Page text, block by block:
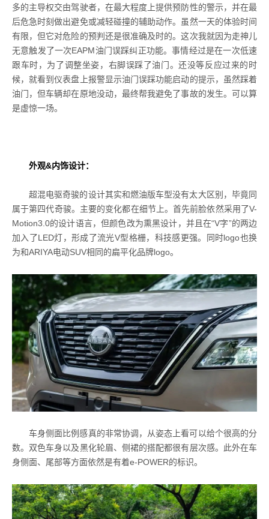
多的主导权交由驾驶者，在最大程度上提供预防性的警示，并在最
后危急时刻做出避免或减轻碰撞的辅助动作。虽然一天的体验时间
有限，但它对危险的预判还是很准确及时的。这次我就因为走神儿
无意触发了一次EAPM油门误踩纠正功能。事情经过是在一次低速
跟车时，为了调整坐姿，右脚误踩了油门。还没等反应过来的时
候，就看到仪表盘上报警显示油门误踩功能启动的提示，虽然踩着
油门，但车辆却在原地没动，最终帮我避免了事故的发生。可以算
是虚惊一场。
外观&内饰设计：
超混电驱奇骏的设计其实和燃油版车型没有太大区别，毕竟同
属于第四代奇骏。主要的变化都在细节上。首先前脸依然采用了V-
Motion3.0的设计语言，但颜色改为熏黑设计，并且在“V字”的两边
加入了LED灯，形成了流光V型格栅，科技感更强。同时logo也换
为和ARIYA电动SUV相同的扁平化品牌logo。
车身侧面比例感真的非常协调，从姿态上看可以给个很高的分
数。双色车身以及黑化轮眉、侧裙的搭配都很有层次感。此外在车
身侧面、尾部等方面依然是有着e-POWER的标识。